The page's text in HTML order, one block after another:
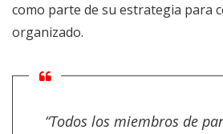
como parte de su estrategia para
organizado.
“Todos los miembros de